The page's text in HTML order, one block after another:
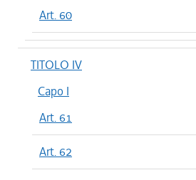
Art. 60
TITOLO IV
Capo I
Art. 61
Art. 62